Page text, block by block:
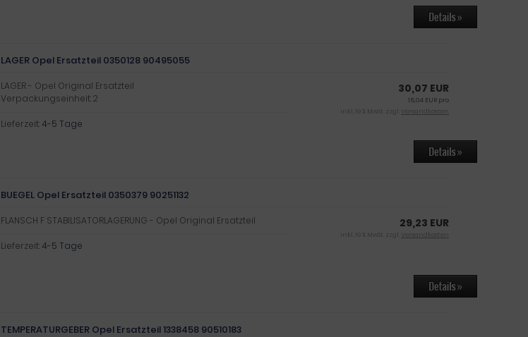
LAGER Opel Ersatzteil 0350128 90495055
LAGER - Opel Original Ersatzteil
Verpackungseinheit: 2
Lieferzeit:4-5 Tage
30,07 EUR
15,04 EUR pro
inkl. 19 % MwSt. zzgl.
Versandkosten
BUEGEL Opel Ersatzteil 0350379 90251132
FLANSCH F STABILISATORLAGERUNG - Opel Original Ersatzteil
Lieferzeit:4-5 Tage
29,23 EUR
inkl. 19 % MwSt. zzgl. Versandkosten
TEMPERATURGEBER Opel Ersatzteil 1338458 90510183